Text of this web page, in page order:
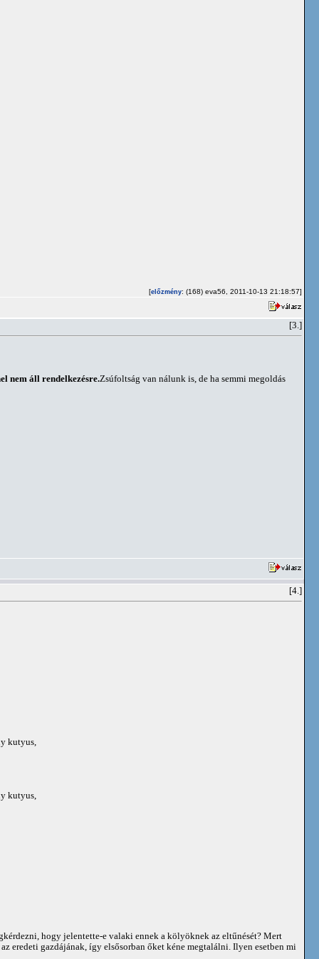
[előzmény: (168) eva56, 2011-10-13 21:18:57]
[3.]
nem áll rendelkezésre.Zsúfoltság van nálunk is, de ha semmi megoldás
[4.]
kutyus,
kutyus,
hogy jelentette-e valaki ennek a kölyöknek az eltűnését? Mert
eredeti gazdájának, így elsősorban őket kéne megtalálni. Ilyen esetben mi